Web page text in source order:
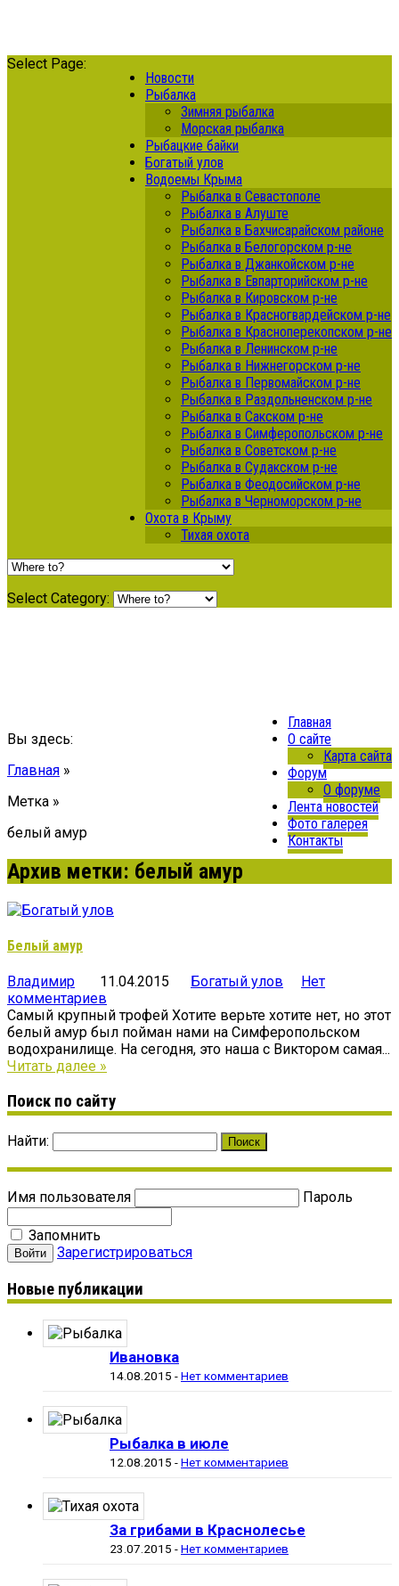
Новости
Рыбалка
Зимняя рыбалка
Морская рыбалка
Рыбацкие байки
Богатый улов
Водоемы Крыма
Рыбалка в Севастополе
Рыбалка в Алуште
Рыбалка в Бахчисарайском районе
Рыбалка в Белогорском р-не
Рыбалка в Джанкойском р-не
Рыбалка в Евпарторийском р-не
Рыбалка в Кировском р-не
Рыбалка в Красногвардейском р-не
Рыбалка в Красноперекопском р-не
Рыбалка в Ленинском р-не
Рыбалка в Нижнегорском р-не
Рыбалка в Первомайском р-не
Рыбалка в Раздольненском р-не
Рыбалка в Сакском р-не
Рыбалка в Симферопольском р-не
Рыбалка в Советском р-не
Рыбалка в Судакском р-не
Рыбалка в Феодосийском р-не
Рыбалка в Черноморском р-не
Охота в Крыму
Тихая охота
Select Page:
Select Category:
Главная
О сайте
Карта сайта
Форум
О форуме
Лента новостей
Фото галерея
Контакты
Вы здесь:
Главная »
Метка »
белый амур
Архив метки: белый амур
Белый амур
Владимир 11.04.2015 Богатый улов
Нет
комментариев
Самый крупный трофей Хотите верьте хотите нет, но этот
белый амур был пойман нами на Симферопольском
водохранилище. На сегодня, это наша с Виктором самая...
Читать далее »
Поиск по сайту
Найти:
Имя пользователя Пароль
Запомнить
Зарегистрироваться
Новые публикации
Ивановка
14.08.2015 -Нет комментариев
Рыбалка в июле
12.08.2015 -Нет комментариев
За грибами в Краснолесье
23.07.2015 -Нет комментариев